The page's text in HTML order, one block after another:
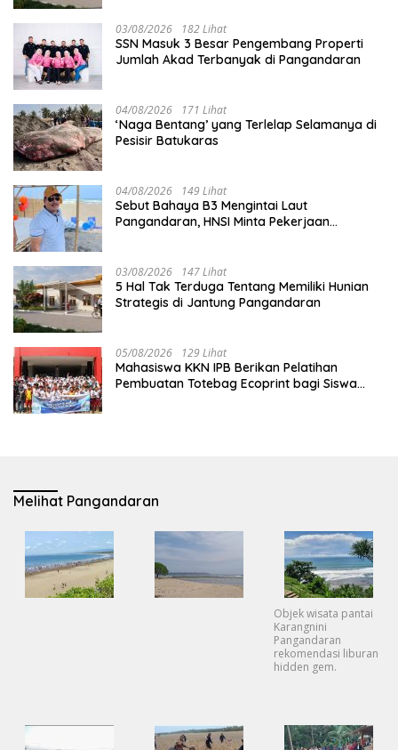
03/08/2026 182 Lihat
SSN Masuk 3 Besar Pengembang Properti
Jumlah Akad Terbanyak di Pangandaran
04/08/2026 171 Lihat
‘Naga Bentang’ yang Terlelap Selamanya di
Pesisir Batukaras
04/08/2026 149 Lihat
Sebut Bahaya B3 Mengintai Laut
Pangandaran, HNSI Minta Pekerjaan
03/08/2026 147 Lihat
5 Hal Tak Terduga Tentang Memiliki Hunian
Strategis di Jantung Pangandaran
05/08/2026 129 Lihat
Mahasiswa KKN IPB Berikan Pelatihan
Pembuatan Totebag Ecoprint bagi Siswa
Melihat Pangandaran
Objek wisata pantai
Karangnini
Pangandaran
rekomendasi liburan
hidden gem.